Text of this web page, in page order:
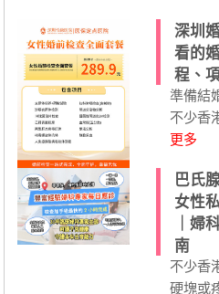
深圳
看的
程、
準備結
不少香
更多
巴氏
女性
｜婦
南
不少香
硬塊或